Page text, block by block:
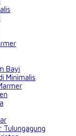
Bayi
Minimalis
Tulungagung